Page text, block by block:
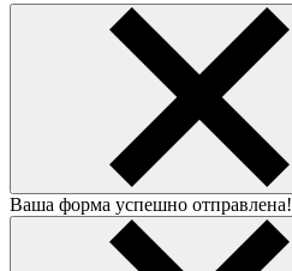
Ваша форма успешно отправлена!